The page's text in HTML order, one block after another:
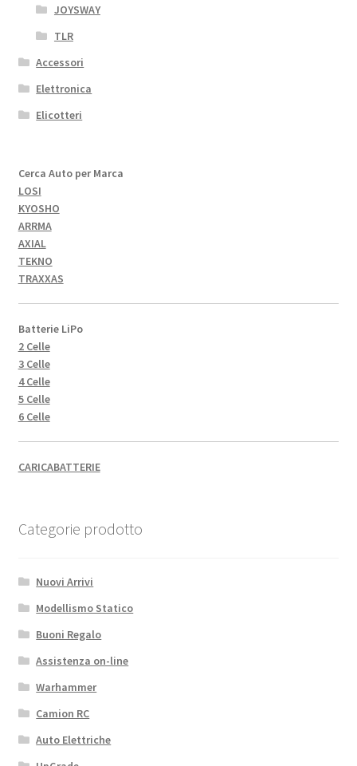
JOYSWAY
TLR
Accessori
Elettronica
Elicotteri
Cerca Auto per Marca
LOSI
KYOSHO
ARRMA
AXIAL
TEKNO
TRAXXAS
Batterie LiPo
2 Celle
3 Celle
4 Celle
5 Celle
6 Celle
CARICABATTERIE
Categorie prodotto
Nuovi Arrivi
Modellismo Statico
Buoni Regalo
Assistenza on-line
Warhammer
Camion RC
Auto Elettriche